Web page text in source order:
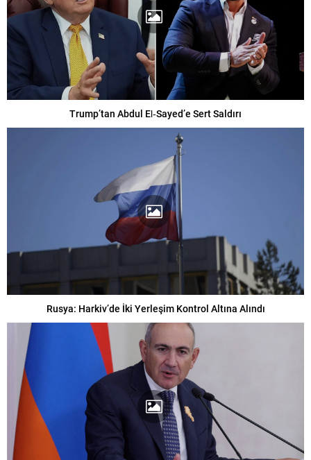
Trump’tan Abdul El‑Sayed’e Sert Saldırı
Rusya: Harkiv’de İki Yerleşim Kontrol Altına Alındı